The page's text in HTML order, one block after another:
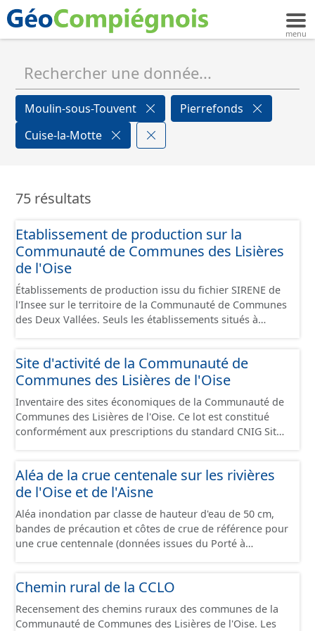
Moulin-sous-Touvent
Pierrefonds
Cuise-la-Motte
75 résultats
Etablissement de production sur la
Communauté de Communes des Lisières
de l'Oise
Établissements de production issu du fichier SIRENE de
l'Insee sur le territoire de la Communauté de Communes
des Deux Vallées. Seuls les établissements situés à
conformément aux prescriptions du standard CNIG Sites
Économiques. Ce lot ne contient pas la référence aux
delà des prescriptions du CNIG se limitant aux SCI.
Site d'activité de la Communauté de
Communes des Lisières de l'Oise
Inventaire des sites économiques de la Communauté de
Communes des Lisières de l'Oise. Ce lot est constitué
conformément aux prescriptions du standard CNIG Sites
Aléa de la crue centenale sur les rivières
de l'Oise et de l'Aisne
Aléa inondation par classe de hauteur d'eau de 50 cm,
bandes de précaution et côtes de crue de référence pour
une crue centennale (données issues du Porté à
Chemin rural de la CCLO
Recensement des chemins ruraux des communes de la
Communauté de Communes des Lisières de l'Oise. Les